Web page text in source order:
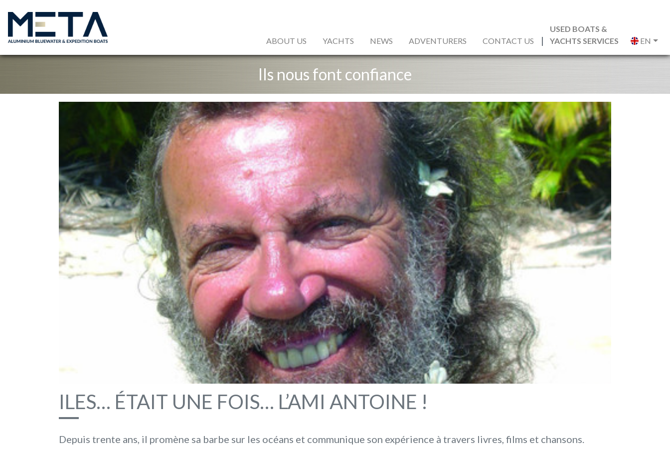
ABOUT US YACHTS NEWS ADVENTURERS CONTACT US
USED BOATS &
YACHTS SERVICES
EN
Ils nous font confiance
ILES… ÉTAIT UNE FOIS… L’AMI ANTOINE !
Depuis trente ans, il promène sa barbe sur les océans et communique son expérience à travers livres, films et chansons.